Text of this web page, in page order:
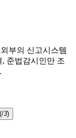
부의 신고시스템
준법감시인만 조
/3)